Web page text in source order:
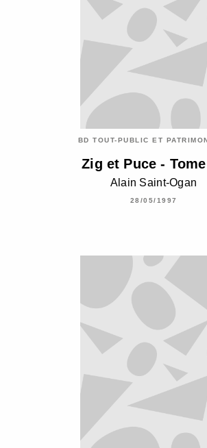
BD TOUT-PUBLIC ET
Zig et Puce -
Alain Saint-Ogan
28/05/1997